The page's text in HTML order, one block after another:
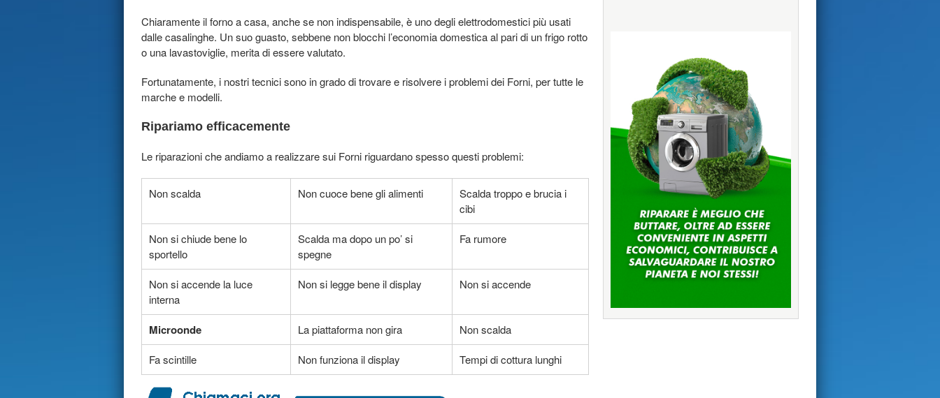
Chiaramente il forno a casa, anche se non indispensabile, è uno degli elettrodomestici più usati
dalle casalinghe. Un suo guasto, sebbene non blocchi l’economia domestica al pari di un frigo rotto
o una lavastoviglie, merita di essere valutato.
Fortunatamente, i nostri tecnici sono in grado di trovare e risolvere i problemi dei Forni, per tutte le
marche e modelli.
Ripariamo efficacemente
Le riparazioni che andiamo a realizzare sui Forni riguardano spesso questi problemi:
Non scalda Non cuoce bene gli alimenti
Scalda troppo e brucia i
cibi
Non si chiude bene lo
sportello
Scalda ma dopo un po’ si
spegne
Fa rumore
Non si accende la luce
interna
Non si legge bene il display Non si accende
Microonde La piattaforma non gira Non scalda
Fa scintille Non funziona il display Tempi di cottura lunghi